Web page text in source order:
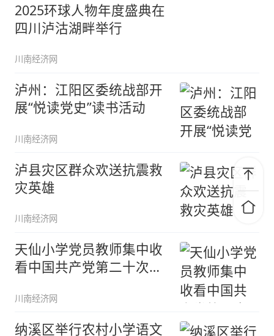
2025环球人物年度盛典在
四川泸沽湖畔举行
川南经济网
泸州：江阳区委统战部开
展“悦读党史”读书活动
川南经济网
泸县灾区群众欢送抗震救
灾英雄
川南经济网
天仙小学党员教师集中收
看中国共产党第二十次全
川南经济网
纳溪区举行农村小学语文